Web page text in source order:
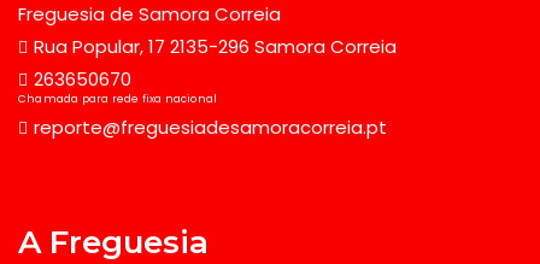
Freguesia de Samora Correia
Rua Popular, 17 2135-296 Samora Correia
263650670
Chamada para rede fixa nacional
reporte@freguesiadesamoracorreia.pt
A Freguesia